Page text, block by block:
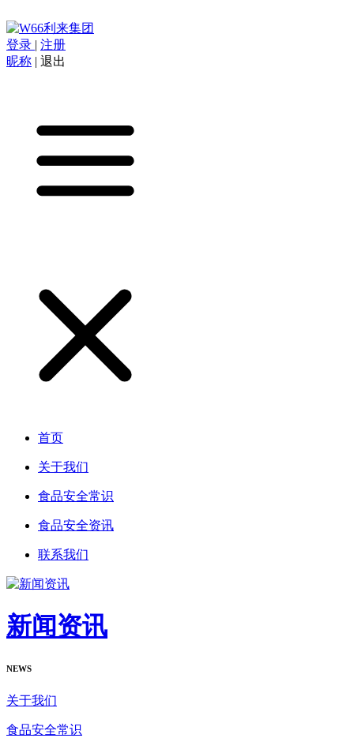
登录 | 注册
昵称 | 退出
首页
关于我们
食品安全常识
食品安全资讯
联系我们
新闻资讯
NEWS
关于我们
食品安全常识